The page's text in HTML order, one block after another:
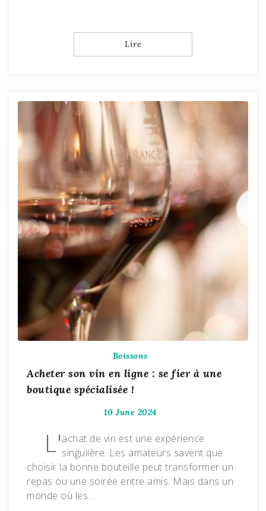
Lire
Boissons
Acheter son vin en ligne : se fier à une
boutique spécialisée !
10 June 2024
L'achat de vin est une expérience
singulière. Les amateurs savent que
choisir la bonne bouteille peut transformer un
repas ou une soirée entre amis. Mais dans un
monde où les…